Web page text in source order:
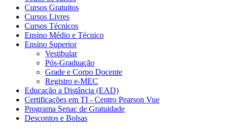
Cursos Gratuitos
Cursos Livres
Cursos Técnicos
Ensino Médio e Técnico
Ensino Superior
Vestibular
Pós-Graduação
Grade e Corpo Docente
Registro e-MEC
Educação a Distância (EAD)
Certificações em TI - Centro Pearson Vue
Programa Senac de Gratuidade
Descontos e Bolsas